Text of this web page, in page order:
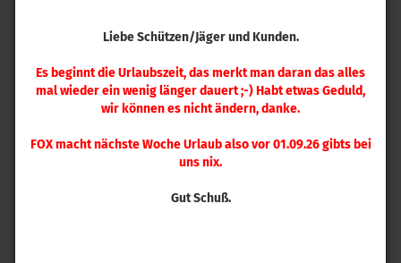
Liebe Schützen/Jäger und Kunden.
Es beginnt die Urlaubszeit, das merkt man daran das alles
mal wieder ein wenig länger dauert ;-) Habt etwas Geduld,
wir können es nicht ändern, danke.
FOX macht nächste Woche Urlaub also vor 01.09.26 gibts bei
uns nix.
Gut Schuß.